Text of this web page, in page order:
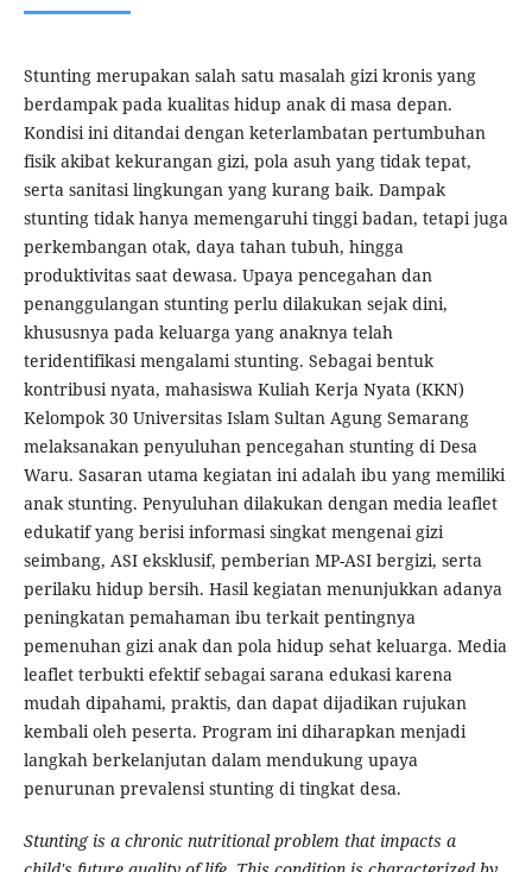
Stunting merupakan salah satu masalah gizi kronis yang
berdampak pada kualitas hidup anak di masa depan.
Kondisi ini ditandai dengan keterlambatan pertumbuhan
fisik akibat kekurangan gizi, pola asuh yang tidak tepat,
serta sanitasi lingkungan yang kurang baik. Dampak
stunting tidak hanya memengaruhi tinggi badan, tetapi juga
perkembangan otak, daya tahan tubuh, hingga
produktivitas saat dewasa. Upaya pencegahan dan
penanggulangan stunting perlu dilakukan sejak dini,
khususnya pada keluarga yang anaknya telah
teridentifikasi mengalami stunting. Sebagai bentuk
kontribusi nyata, mahasiswa Kuliah Kerja Nyata (KKN)
Kelompok 30 Universitas Islam Sultan Agung Semarang
melaksanakan penyuluhan pencegahan stunting di Desa
Waru. Sasaran utama kegiatan ini adalah ibu yang memiliki
anak stunting. Penyuluhan dilakukan dengan media leaflet
edukatif yang berisi informasi singkat mengenai gizi
seimbang, ASI eksklusif, pemberian MP-ASI bergizi, serta
perilaku hidup bersih. Hasil kegiatan menunjukkan adanya
peningkatan pemahaman ibu terkait pentingnya
pemenuhan gizi anak dan pola hidup sehat keluarga. Media
leaflet terbukti efektif sebagai sarana edukasi karena
mudah dipahami, praktis, dan dapat dijadikan rujukan
kembali oleh peserta. Program ini diharapkan menjadi
langkah berkelanjutan dalam mendukung upaya
penurunan prevalensi stunting di tingkat desa.
Stunting is a chronic nutritional problem that impacts a